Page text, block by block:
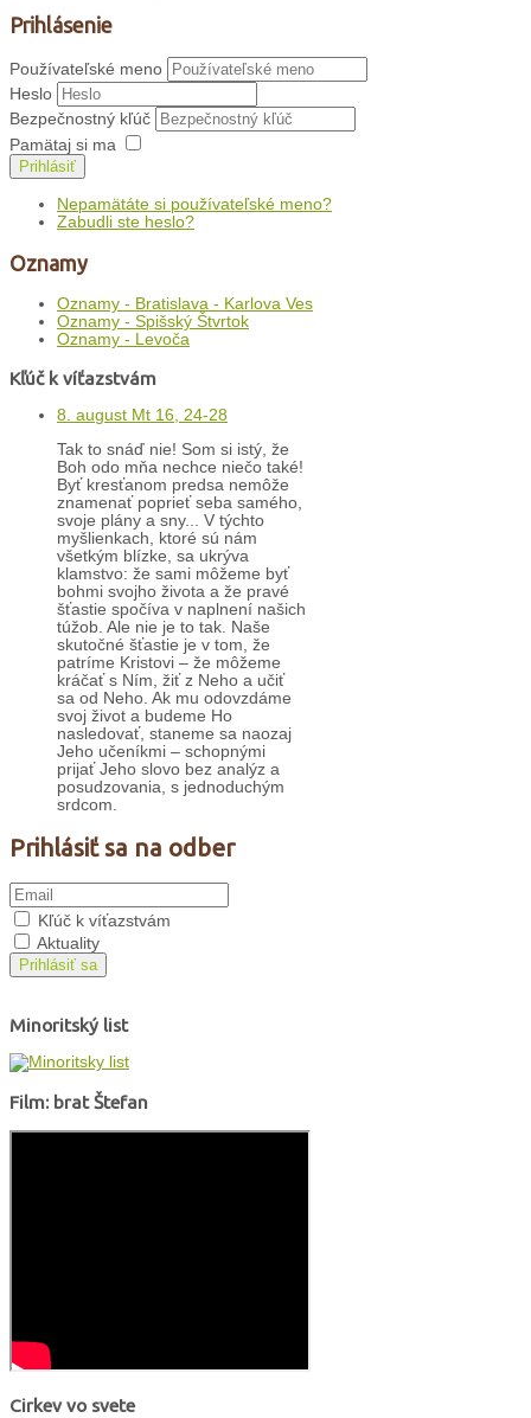
Prihlásenie
Používateľské meno
Heslo
Bezpečnostný kľúč
Pamätaj si ma
Prihlásiť
Nepamätáte si používateľské meno?
Zabudli ste heslo?
Oznamy
Oznamy - Bratislava - Karlova Ves
Oznamy - Spišský Štvrtok
Oznamy - Levoča
Kľúč k víťazstvám
8. august Mt 16, 24-28
Tak to snáď nie! Som si istý, že
Boh odo mňa nechce niečo také!
Byť kresťanom predsa nemôže
znamenať poprieť seba samého,
svoje plány a sny... V týchto
myšlienkach, ktoré sú nám
všetkým blízke, sa ukrýva
klamstvo: že sami môžeme byť
bohmi svojho života a že pravé
šťastie spočíva v naplnení našich
túžob. Ale nie je to tak. Naše
skutočné šťastie je v tom, že
patríme Kristovi – že môžeme
kráčať s Ním, žiť z Neho a učiť
sa od Neho. Ak mu odovzdáme
svoj život a budeme Ho
nasledovať, staneme sa naozaj
Jeho učeníkmi – schopnými
prijať Jeho slovo bez analýz a
posudzovania, s jednoduchým
srdcom.
Prihlásiť sa na odber
Kľúč k víťazstvám
Aktuality
Prihlásiť sa
Minoritský list
Film: brat Štefan
Cirkev vo svete